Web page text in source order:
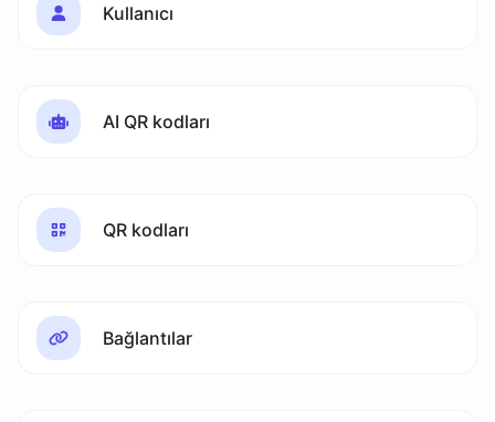
Kullanıcı
AI QR kodları
QR kodları
Bağlantılar